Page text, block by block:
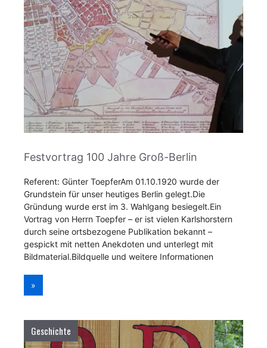
Festvortrag 100 Jahre Groß-Berlin
Referent: Günter ToepferAm 01.10.1920 wurde der
Grundstein für unser heutiges Berlin gelegt.Die
Gründung wurde erst im 3. Wahlgang besiegelt.Ein
Vortrag von Herrn Toepfer – er ist vielen Karlshorstern
durch seine ortsbezogene Publikation bekannt –
gespickt mit netten Anekdoten und unterlegt mit
Bildmaterial.Bildquelle und weitere Informationen
»
Geschichte